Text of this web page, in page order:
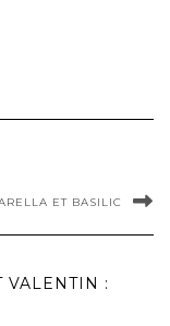
ET BASILIC
VALENTIN :